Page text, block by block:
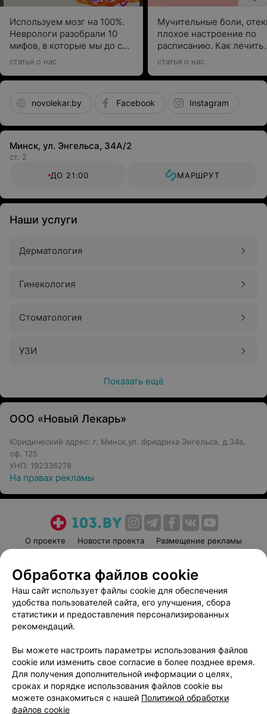
Используем мозг на 100%.
Неврологи разобрали 10
мифов, в которые мы до сих
пор верим
статья о нас
Мучительные боли,
плохое настроение по
расписанию. Как лечить
ПМС, рассказывает врач
статья о нас
novolekar.by Facebook Instagram
Минск, ул. Энгельса, 34А/2
ст. 2
ДО 21:00
МАРШРУТ
Наши услуги
Дерматология
Гинекология
Стоматология
УЗИ
Показать ещё
ООО «Новый Лекарь»
Юридический адрес: г. Минск,ул. Фридриха Энгельса, д.34а,
оф. 125
УНП: 192336278
На правах рекламы
О проекте Новости проекта
Размещение рекламы
Пользовательское соглашение
Способы оплаты
Вакансии
Партнеры
Написать руководителю 103.by
Обработка персональных данных
Обработка файлов cookie
Наш сайт использует файлы cookie для обеспечения
удобства пользователей сайта, его улучшения, сбора
статистики и предоставления персонализированных
рекомендаций.
Вы можете настроить параметры использования файлов
cookie или изменить свое согласие в более позднее время.
Для получения дополнительной информации о целях,
сроках и порядке использования файлов cookie вы
можете ознакомиться с нашей Политикой обработки
файлов cookie